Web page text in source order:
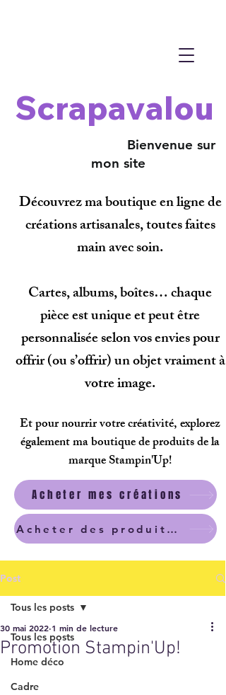
Scrapavalou
Bienvenue sur
mon site
Découvrez ma boutique en ligne de
créations artisanales, toutes faites
main avec soin.
Cartes, albums, boîtes… chaque
pièce est unique et peut être
personnalisée selon vos envies pour
offrir (ou s’offrir) un objet vraiment à
votre image.
Et pour nourrir votre créativité, explorez
également ma boutique de produits de la
marque Stampin'Up!
Acheter mes créations
Acheter des produits scrapbooking
Post
Tous les posts
Home déco
Cadre
Tous les posts
Promotion Stampin'Up!
30 mai 2022 1 min de lecture